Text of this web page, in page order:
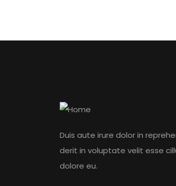
Duis aute irure dolor in
derit in voluptate velit esse
dolore eu.